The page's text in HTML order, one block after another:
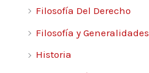
Filosofía Del Derecho
Filosofía y Generalidades
Historia